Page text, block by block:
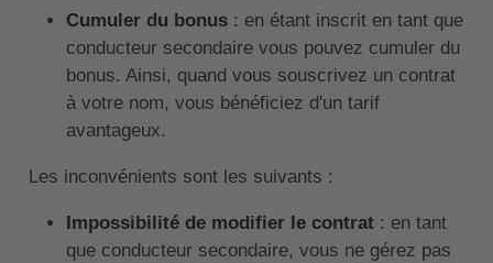
Cumuler du bonus: en étant inscrit en tant que
conducteur secondaire vous pouvez cumuler du
bonus. Ainsi, quand vous souscrivez un contrat
à votre nom, vous bénéficiez d'un tarif
avantageux.
Les inconvénients sont les suivants :
Impossibilité de modifier le contrat : en tant
que conducteur secondaire, vous ne gérez pas